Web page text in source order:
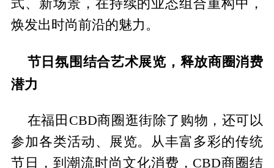
式、新场景，在持续的业态组合重构中，
焕发出时尚前沿的魅力。
节日氛围结合艺术展览，释放商圈消费
潜力
在福田CBD商圈逛街除了购物，还可以
参加各类活动、展览。从丰富多彩的传统
节日，到潮流时尚文化消费，CBD商圈结